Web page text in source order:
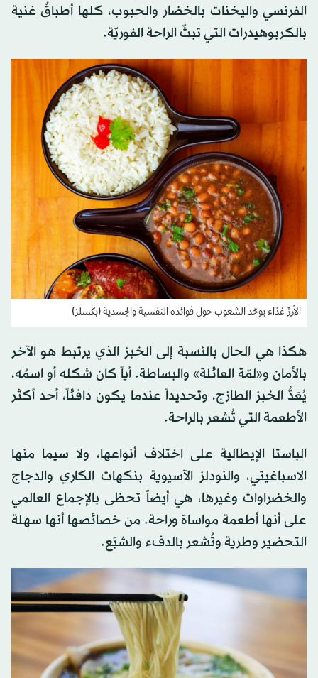
الفرنسي واليخنات بالخضار والحبوب، كلها أطباقٌ غنية
بالكربوهيدرات التي تبثّ الراحة الفوريّة.
الأرزّ غذاء يوحّد الشعوب حول فوائده النفسية والجسدية (بكسلز)
هكذا هي الحال بالنسبة إلى الخبز الذي يرتبط هو الآخر
بالأمان و«لمّة العائلة» والبساطة. أياً كان شكله أو اسمُه،
يُعَدُّ الخبز الطازج، وتحديداً عندما يكون دافئاً، أحد أكثر
الأطعمة التي تُشعر بالراحة.
الباستا الإيطالية على اختلاف أنواعها، ولا سيما منها
الاسباغيتي، والنودلز الآسيوية بنكهات الكاري والدجاج
والخضراوات وغيرها، هي أيضاً تحظى بالإجماع العالمي
على أنها أطعمة مواساة وراحة. من خصائصها أنها سهلة
التحضير وطرية وتُشعر بالدفء والشبَع.